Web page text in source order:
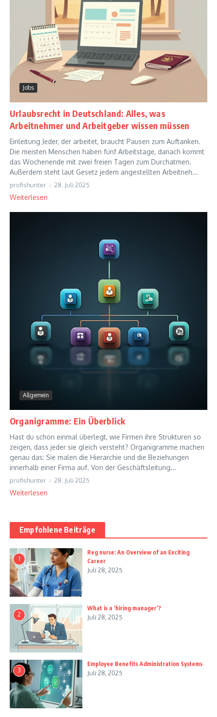
Jobs
Urlaubsrecht in Deutschland: Alles, was
Arbeitnehmer und Arbeitgeber wissen müssen
Einleitung Jeder, der arbeitet, braucht Pausen zum Auftanken.
Die meisten Menschen haben fünf Arbeitstage, danach kommt
das Wochenende mit zwei freien Tagen zum Durchatmen.
Außerdem steht laut Gesetz jedem angestellten Arbeitneh...
profishunter 28. Juli 2025
Weiterlesen
Allgemein
Organigramme: Ein Überblick
Hast du schon einmal überlegt, wie Firmen ihre Strukturen so
zeigen, dass jeder sie gleich versteht? Organigramme machen
genau das: Sie malen die Hierarchie und die Beziehungen
innerhalb einer Firma auf. Von der Geschäftsleitung...
profishunter 28. Juli 2025
Weiterlesen
Empfohlene Beiträge
1
Reg nurse: An Overview of an Exciting
Career
Juli 28, 2025
2
What is a ‘hiring manager’?
Juli 28, 2025
3
Employee Benefits Administration Systems
Juli 28, 2025